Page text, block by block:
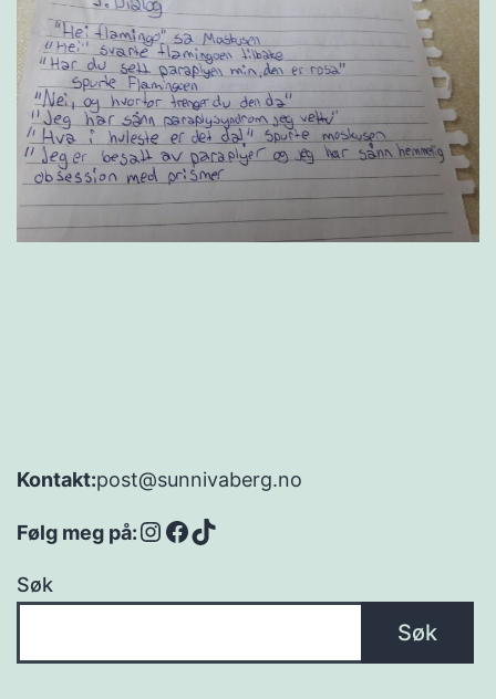
Kontakt:post@sunnivaberg.no
Følg meg på:Instagram
Facebook
TikTok
Søk
Søk